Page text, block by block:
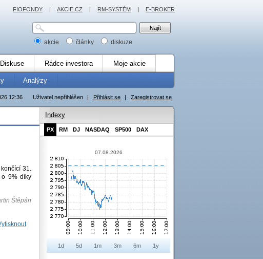
akcie články diskuze
Diskuse Rádce investora Moje akcie
Analýzy
Uživatel nepřihlášen | Přihlásit se | Zaregistrovat se
12:36
31.
o 9% díky
Štěpán
Indexy
PX RM DJ NASDAQ SP500 DAX
07.08.2026
1d 5d 1m 3m 6m 1y
FIOFONDY | AKCIE.CZ | RM-SYSTÉM | E-BROKER